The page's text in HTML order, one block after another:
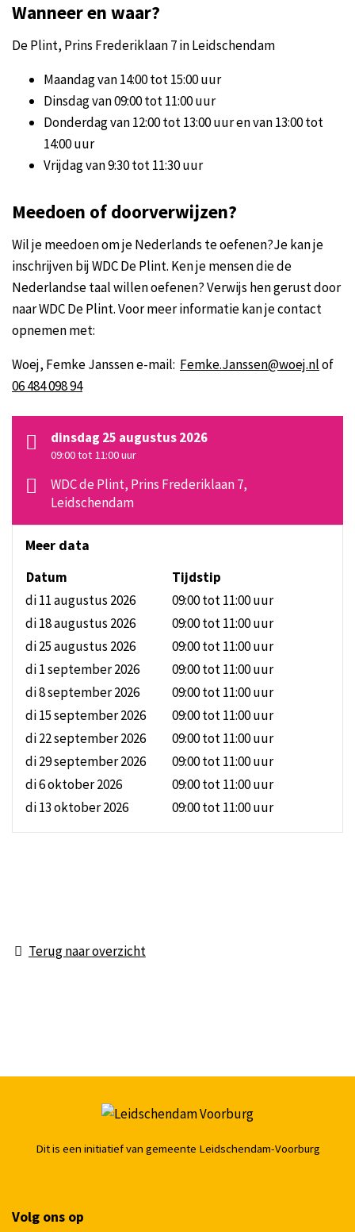
Wanneer en waar?
De Plint, Prins Frederiklaan 7 in Leidschendam
Maandag van 14:00 tot 15:00 uur
Dinsdag van 09:00 tot 11:00 uur
Donderdag van 12:00 tot 13:00 uur en van 13:00 tot
14:00 uur
Vrijdag van 9:30 tot 11:30 uur
Meedoen of doorverwijzen?
Wil je meedoen om je Nederlands te oefenen?Je kan je
inschrijven bij WDC De Plint. Ken je mensen die de
Nederlandse taal willen oefenen? Verwijs hen gerust door
naar WDC De Plint. Voor meer informatie kan je contact
opnemen met:
Woej, Femke Janssen e-mail: Femke.Janssen@woej.nlof
06 484 098 94
dinsdag 25 augustus 2026
09:00 tot 11:00uur
WDC de Plint, Prins Frederiklaan 7,
Leidschendam
Meer data
Datum
Tijdstip
di 11 augustus 2026
09:00 tot 11:00uur
di 18 augustus 2026
09:00 tot 11:00uur
di 25 augustus 2026
09:00 tot 11:00uur
di 1 september 2026
09:00 tot 11:00uur
di 8 september 2026
09:00 tot 11:00uur
di 15 september 2026
09:00 tot 11:00uur
di 22 september 2026
09:00 tot 11:00uur
di 29 september 2026
09:00 tot 11:00uur
di 6 oktober 2026
09:00 tot 11:00uur
di 13 oktober 2026
09:00 tot 11:00uur
Terug naar overzicht
Dit is een initiatief van gemeente Leidschendam-Voorburg
Volg ons op